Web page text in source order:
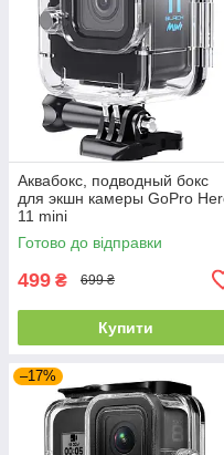
Аквабокс, подводный бокс
для экшн камеры GoPro
11 mini
Готово до відправки
499 ₴ 699 ₴
Купити
–17%